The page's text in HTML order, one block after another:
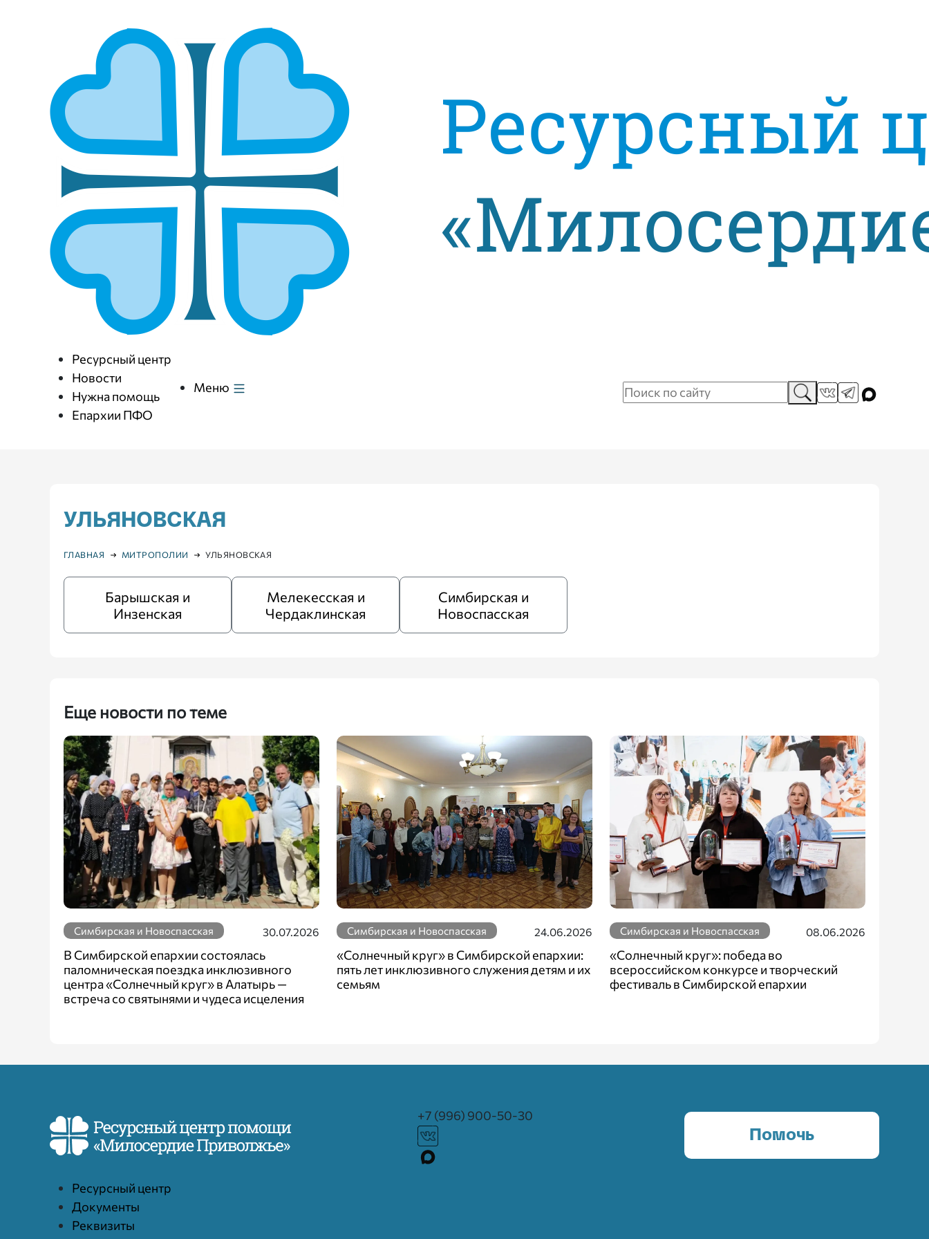
Ресурсный центр
Новости
Нужна помощь
Епархии ПФО
Меню
УЛЬЯНОВСКАЯ
ГЛАВНАЯ МИТРОПОЛИИ УЛЬЯНОВСКАЯ
Барышская и
Инзенская
Мелекесская и
Чердаклинская
Симбирская и
Новоспасская
Еще новости по теме
Симбирская и Новоспасская 30.07.2026
В Симбирской епархии состоялась
паломническая поездка инклюзивного
центра «Солнечный круг» в Алатырь —
встреча со святынями и чудеса исцеления
Симбирская и Новоспасская 24.06.2026
«Солнечный круг» в Симбирской епархии:
пять лет инклюзивного служения детям и их
семьям
Симбирская и Новоспасская 08.06.2026
«Солнечный круг»: победа во
всероссийском конкурсе и творческий
фестиваль в Симбирской епархии
+7 (996) 900-50-30
Помочь
Ресурcный центр
Документы
Реквизиты